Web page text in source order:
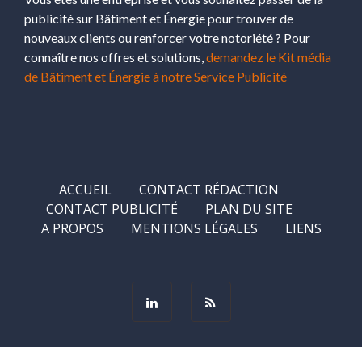
publicité sur Bâtiment et Énergie pour trouver de
nouveaux clients ou renforcer votre notoriété ? Pour
connaître nos offres et solutions, demandez le Kit média
de Bâtiment et Énergie à notre Service Publicité
ACCUEIL
CONTACT RÉDACTION
CONTACT PUBLICITÉ
PLAN DU SITE
A PROPOS
MENTIONS LÉGALES LIENS